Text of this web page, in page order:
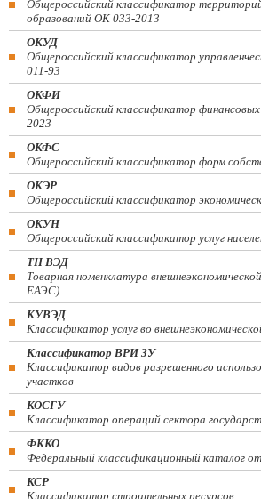
Общероссийский классификатор
образований ОК 033-2013
ОКУД
Общероссийский классификатор
011-93
ОКФИ
Общероссийский классификатор
2023
ОКФС
Общероссийский классификатор форм
ОКЭР
Общероссийский классификатор
ОКУН
Общероссийский классификатор услуг
ТН ВЭД
Товарная номенклатура
ЕАЭС)
КУВЭД
Классификатор услуг во
Классификатор ВРИ ЗУ
Классификатор видов разрешенного
участков
КОСГУ
Классификатор операций сектора
ФККО
Федеральный классификационный каталог
КСР
Классификатор строительных ресурсов